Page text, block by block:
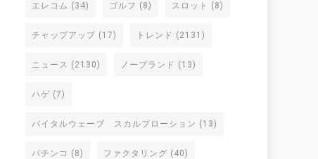
エレコム (34) ゴルフ (8) スロット (8)
チャップアップ (17) トレンド (2131)
ニュース (2130) ノーブランド (13)
ハゲ (7)
バイタルウェーブ スカルプローション (13)
パチンコ (8) ファクタリング (40)